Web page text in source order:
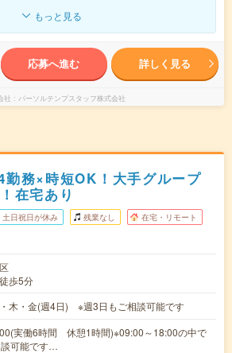
もっと見る
応募へ進む 詳しく見る
社 パーソルテンプスタッフ株式会社
勤務×時短OK！大手グループ
在宅あり
土日祝日が休み 残業なし 在宅・リモート
歩5分
木・金(週4日) ※週3日もご相談可能です
実働6時間 休憩1時間)※09:00～18:00の中で
可能です…